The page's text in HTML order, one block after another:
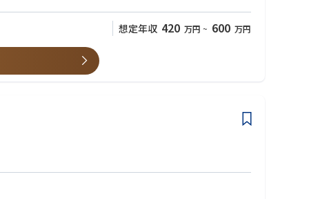
想定年収 420 万円 ~ 600 万円